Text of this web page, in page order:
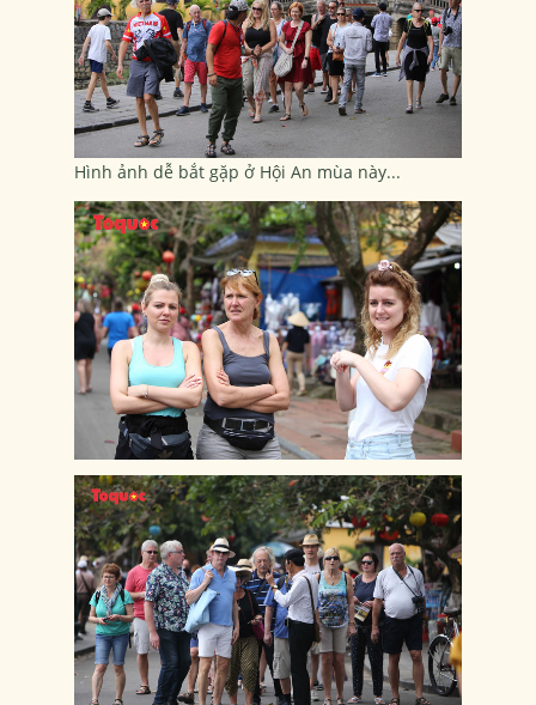
Hình ảnh dễ bắt gặp ở Hội An mùa này...